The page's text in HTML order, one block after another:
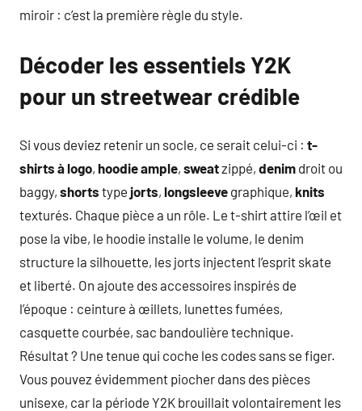
miroir : c’est la première règle du style.
Décoder les essentiels Y2K
pour un streetwear crédible
Si vous deviez retenir un socle, ce serait celui-ci : t-
shirts à logo, hoodie ample, sweatzippé, denim droit ou
baggy, shorts type jorts, longsleeve graphique, knits
texturés. Chaque pièce a un rôle. Le t-shirt attire l’œil et
pose la vibe, le hoodie installe le volume, le denim
structure la silhouette, les jorts injectent l’esprit skate
et liberté. On ajoute des accessoires inspirés de
l’époque : ceinture à œillets, lunettes fumées,
casquette courbée, sac bandoulière technique.
Résultat ? Une tenue qui coche les codes sans se figer.
Vous pouvez évidemment piocher dans des pièces
unisexe, car la période Y2K brouillait volontairement les